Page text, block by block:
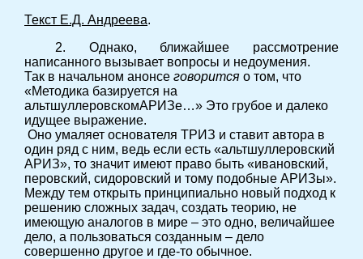
Текст Е.Д. Андреева.
2. Однако, ближайшее рассмотрение
написанного вызывает вопросы и недоумения.
Так в начальном анонсе говорится о том, что
«Методика базируется на
альтшуллеровскомАРИЗе…» Это грубое и далеко
идущее выражение.
Оно умаляет основателя ТРИЗ и ставит автора в
один ряд с ним, ведь если есть «альтшуллеровский
АРИЗ», то значит имеют право быть «ивановский,
перовский, сидоровский и тому подобные АРИЗы».
Между тем открыть принципиально новый подход к
решению сложных задач, создать теорию, не
имеющую аналогов в мире – это одно, величайшее
дело, а пользоваться созданным – дело
совершенно другое и где-то обычное.